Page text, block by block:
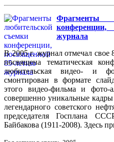
Фрагменты
журнала
В 2005 г. журнал отмечал
посвящена тематическая
любительская видео- и
смонтирован в формате
этого видео-фильма и фото-
совершенно уникальные
легендарного советского
председателя Госплана
Байбакова (1911-2008). Здесь